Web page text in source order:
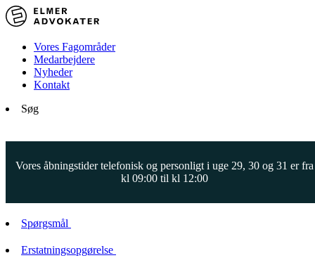
Vores Fagområder
Medarbejdere
Nyheder
Kontakt
Søg
Vores åbningstider telefonisk og personligt i uge 29, 30 og 31 er fra
kl 09:00 til kl 12:00
Spørgsmål
Erstatningsopgørelse